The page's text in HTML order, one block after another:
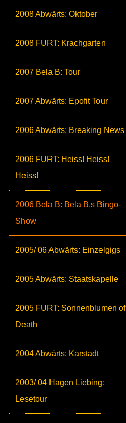
2008 Abwärts: Oktober
2008 FURT: Krachgarten
2007 Bela B: Tour
2007 Abwärts: Epofit Tour
2006 Abwärts: Breaking News
2006 FURT: Heiss! Heiss!
Heiss!
2006 Bela B: Bela B.s Bingo-
Show
2005/ 06 Abwärts: Einzelgigs
2005 Abwärts: Staatskapelle
2005 FURT: Sonnenblumen of
Death
2004 Abwärts: Karstadt
2003/ 04 Hagen Liebing:
Lesetour